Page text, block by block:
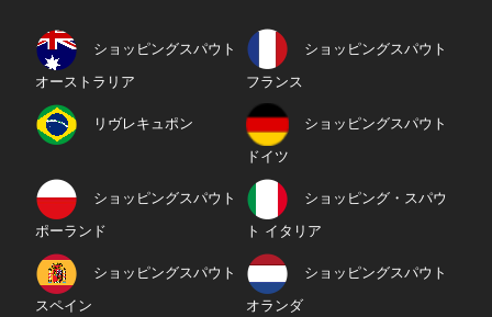
ショッピングスパウト
オーストラリア
ショッピングスパウト
フランス
リヴレキュポン ショッピングスパウト
ドイツ
ショッピングスパウト
ポーランド
ショッピング・スパウ
ト イタリア
ショッピングスパウト
スペイン
ショッピングスパウト
オランダ